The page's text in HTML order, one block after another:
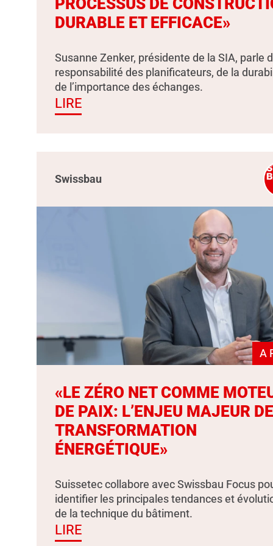
PROCESSUS DE
DURABLE ET EFFICACE»
Susanne Zenker, présidente de la SIA, parle
responsabilité des planificateurs, de la
de l’importance des échanges.
LIRE
Swissbau
A
«LE ZÉRO NET COMME
DE PAIX: L’ENJEU MAJEUR
TRANSFORMATION
ÉNERGÉTIQUE»
Suissetec collabore avec Swissbau Focus
identifier les principales tendances et
de la technique du bâtiment.
LIRE